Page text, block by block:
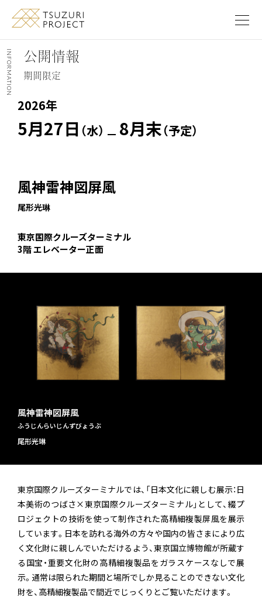
I
N
F
O
R
M
A
T
I
O
N
公開情報
期間限定
2026年
5月27日 （水） 8月末（予定）
風神雷神図屏風
尾形光琳
東京国際クルーズターミナル
3階 エレベーター正面
風神雷神図屏風
ふうじんらいじんずびょうぶ
尾形光琳
東京国際クルーズターミナルでは、「日本文化に親しむ展示：日
本美術のつばさ×東京国際クルーズターミナル」として、綴プ
ロジェクトの技術を使って制作された高精細複製屏風を展示
しています。⽇本を訪れる海外の⽅々や国内の皆さまにより広
く⽂化財に親しんでいただけるよう、東京国⽴博物館が所蔵す
る国宝・重要⽂化財の⾼精細複製品をガラスケースなしで展
⽰。通常は限られた期間と場所でしか⾒ることのできない⽂化
財を、⾼精細複製品で間近でじっくりとご覧いただけます。